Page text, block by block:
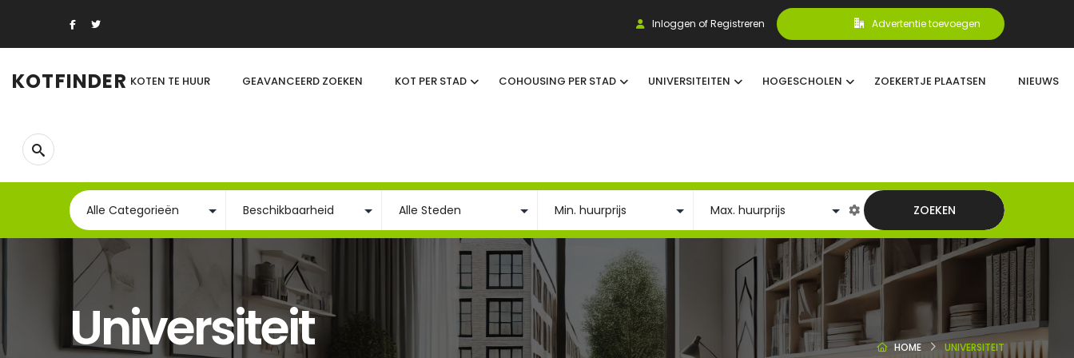
Inloggen of Registreren Advertentie toevoegen
KOTFINDER KOTEN TE HUUR GEAVANCEERD ZOEKEN KOT PER STAD COHOUSING PER STAD UNIVERSITEITEN HOGESCHOLEN ZOEKERTJE PLAATSEN NIEUWS
ZOEKEN
Universiteit HOME UNIVERSITEIT